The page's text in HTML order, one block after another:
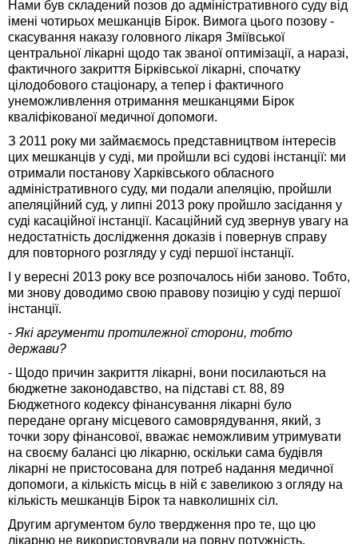
Нами був складений позов до адміністративного суду від
імені чотирьох мешканців Бірок. Вимога цього позову -
скасування наказу головного лікаря Зміївської
центральної лікарні щодо так званої оптимізації, а наразі,
фактичного закриття Бірківської лікарні, спочатку
цілодобового стаціонару, а тепер і фактичного
унеможливлення отримання мешканцями Бірок
кваліфікованої медичної допомоги.
З 2011 року ми займаємось представництвом інтересів
цих мешканців у суді, ми пройшли всі судові інстанції: ми
отримали постанову Харківського обласного
адміністративного суду, ми подали апеляцію, пройшли
апеляційний суд, у липні 2013 року пройшло засідання у
суді касаційної інстанції. Касаційний суд звернув увагу на
недостатність дослідження доказів і повернув справу
для повторного розгляду у суді першої інстанції.
І у вересні 2013 року все розпочалось ніби заново. Тобто,
ми знову доводимо свою правову позицію у суді першої
інстанції.
-Які аргументи протилежної сторони, тобто
держави?
- Щодо причин закриття лікарні, вони посилаються на
бюджетне законодавство, на підставі ст. 88, 89
Бюджетного кодексу фінансування лікарні було
передане органу місцевого самоврядування, який, з
точки зору фінансової, вважає неможливим утримувати
на своєму балансі цю лікарню, оскільки сама будівля
лікарні не пристосована для потреб надання медичної
допомоги, а кількість місць в ній є завеликою з огляду на
кількість мешканців Бірок та навколишніх сіл.
Другим аргументом було твердження про те, що цю
лікарню не використовували на повну потужність,